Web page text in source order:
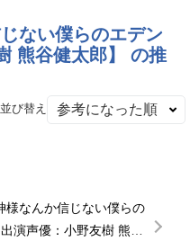
ない僕らのエデン
熊谷健太郎】 の推
並び替え
様なんか信じない僕らの
演声優：小野友樹 熊谷